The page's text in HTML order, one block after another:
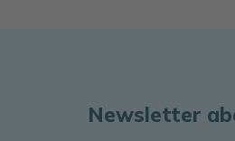
Newsletter